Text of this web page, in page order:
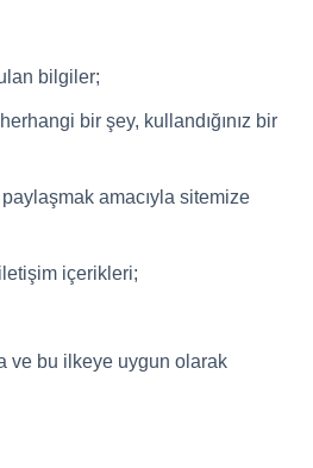
bilgiler;
bir şey, kullandığınız bir
amacıyla sitemize
içerikleri;
ve bu ilkeye uygun olarak